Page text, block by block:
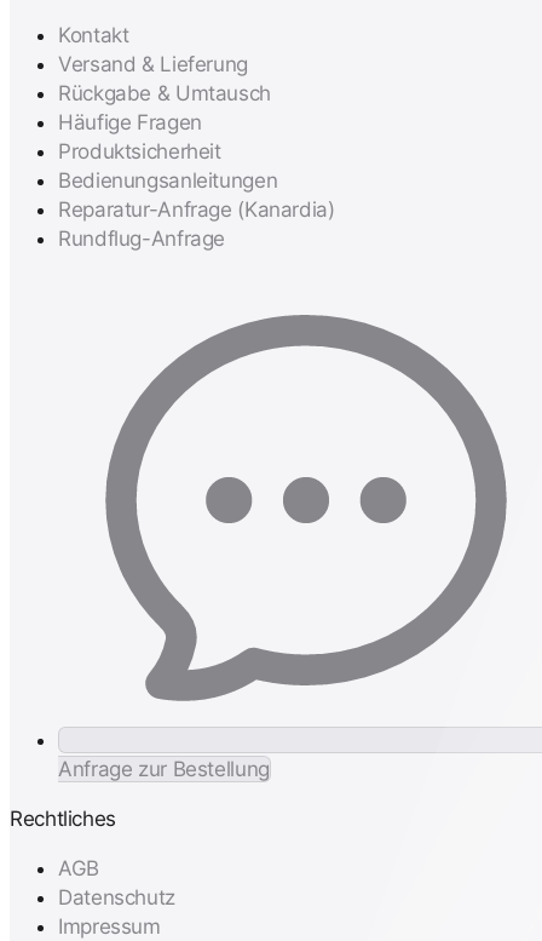
Kontakt
Versand & Lieferung
Rückgabe & Umtausch
Häufige Fragen
Produktsicherheit
Bedienungsanleitungen
Reparatur-Anfrage (Kanardia)
Rundflug-Anfrage
Anfrage zur Bestellung
Rechtliches
AGB
Datenschutz
Impressum